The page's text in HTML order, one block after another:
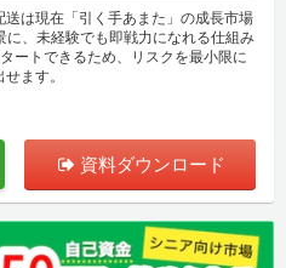
は現在「引く手あまた」の成長市場
、未経験でも即戦力になれる仕組み
ートできるため、リスクを最小限に
ます。
資料ダウンロード